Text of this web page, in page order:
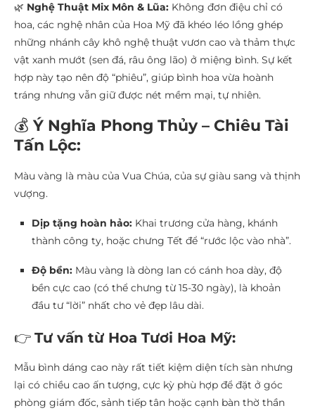
🌿 Nghệ Thuật Mix Môn & Lũa: Không đơn điệu chỉ có
hoa, các nghệ nhân của Hoa Mỹ đã khéo léo lồng ghép
những nhánh cây khô nghệ thuật vươn cao và thảm thực
vật xanh mướt (sen đá, râu ông lão) ở miệng bình. Sự kết
hợp này tạo nên độ “phiêu”, giúp bình hoa vừa hoành
tráng nhưng vẫn giữ được nét mềm mại, tự nhiên.
💰 Ý Nghĩa Phong Thủy – Chiêu Tài
Tấn Lộc:
Màu vàng là màu của Vua Chúa, của sự giàu sang và thịnh
vượng.
Dịp tặng hoàn hảo: Khai trương cửa hàng, khánh
thành công ty, hoặc chưng Tết để “rước lộc vào nhà”.
Độ bền: Màu vàng là dòng lan có cánh hoa dày, độ
bền cực cao (có thể chưng từ 15-30 ngày), là khoản
đầu tư “lời” nhất cho vẻ đẹp lâu dài.
👉 Tư vấn từ Hoa Tươi Hoa Mỹ:
Mẫu bình dáng cao này rất tiết kiệm diện tích sàn nhưng
lại có chiều cao ấn tượng, cực kỳ phù hợp để đặt ở góc
phòng giám đốc, sảnh tiếp tân hoặc cạnh bàn thờ thần